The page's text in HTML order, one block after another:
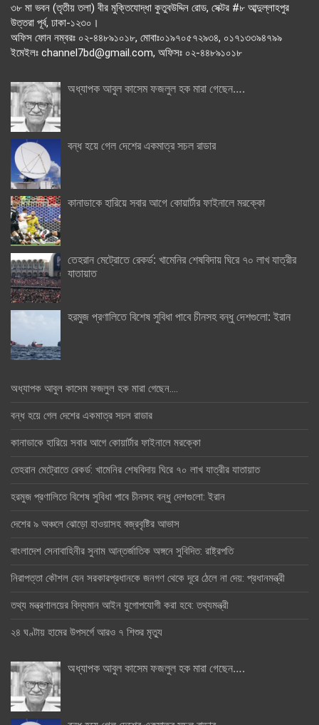
৩৮ মা ভবন (তৃতীয় তলা) বীর মুক্তিযোদ্ধা কুতুবউদ্দিন রোড, সেক্টর #৮ আব্দুল্লাহপুর
উত্তরা পূর্ব, ঢাকা-১২৩০।
অফিস ফোন নম্বরঃ ০২-৪৪৮৯১০১৮, মোবাঃ০১৯৭০৫৭২৯৩৪, ০১৭১৩৩৯৪৭৯৯
ইমেইলঃ channel7bd@gmail.com, অফিসঃ ০২-৪৪৮৯১০১৮
অধ্যাপক আবুল কাসেম ফজলুল হক মারা গেছেন….
বন্ধ হয়ে গেল দেশের একমাত্র সচল রাডার
কানাডাকে হারিয়ে সবার আগে কোয়ার্টার ফাইনালে মরক্কো
তেহরান মেট্রোতে রেকর্ড: খামেনির শেষবিদায় ঘিরে ৭০ লাখ যাত্রীর
যাতায়াত
হরমুজ প্রণালিতে বিশেষ সুবিধা পাবে চীনসহ বন্ধু দেশগুলো: ইরান
অধ্যাপক আবুল কাসেম ফজলুল হক মারা গেছেন….
বন্ধ হয়ে গেল দেশের একমাত্র সচল রাডার
কানাডাকে হারিয়ে সবার আগে কোয়ার্টার ফাইনালে মরক্কো
তেহরান মেট্রোতে রেকর্ড: খামেনির শেষবিদায় ঘিরে ৭০ লাখ যাত্রীর যাতায়াত
হরমুজ প্রণালিতে বিশেষ সুবিধা পাবে চীনসহ বন্ধু দেশগুলো: ইরান
দেশের ৯ অঞ্চলে ঝোড়ো হাওয়াসহ বজ্রবৃষ্টির আভাস
বাংলাদেশ সেনাবাহিনীর সুনাম আন্তর্জাতিক অঙ্গনে সুবিদিত: রাষ্ট্রপতি
নিরাপত্তা কৌশল যেন সরকারপ্রধানকে জনগণ থেকে দূরে ঠেলে না দেয়: প্রধানমন্ত্রী
তথ্য মন্ত্রণালয়ের বিদ্যমান আইন যুগোপযোগী করা হবে: তথ্যমন্ত্রী
২৪ ঘণ্টায় হামের উপসর্গে আরও ৭ শিশুর মৃত্যু
অধ্যাপক আবুল কাসেম ফজলুল হক মারা গেছেন….